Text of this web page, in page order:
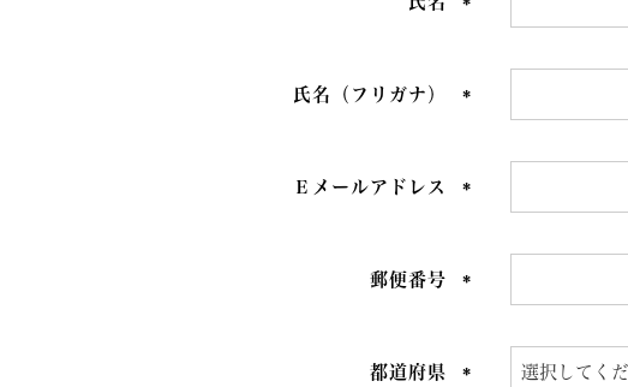
氏名（フリガナ）
Ｅメールアドレス
郵便番号
都道府県